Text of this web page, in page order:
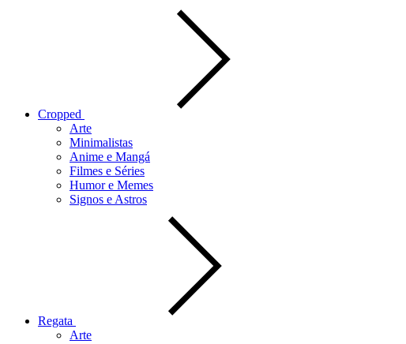
Cropped
Arte
Minimalistas
Anime e Mangá
Filmes e Séries
Humor e Memes
Signos e Astros
Regata
Arte